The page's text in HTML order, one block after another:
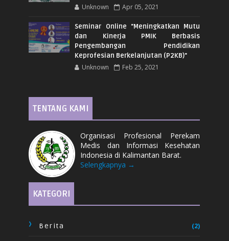
Unknown Apr 05, 2021
Seminar Online "Meningkatkan Mutu
dan Kinerja PMIK Berbasis
Pengembangan Pendidikan
Keprofesian Berkelanjutan (P2KB)"
Unknown Feb 25, 2021
TENTANG KAMI
Organisasi Profesional Perekam
Medis dan Informasi Kesehatan
Indonesia di Kalimantan Barat.
Selengkapnya →
KATEGORI
Berita (2)